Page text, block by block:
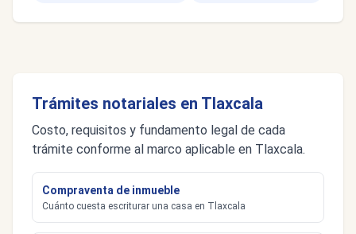
Trámites notariales en Tlaxcala
Costo, requisitos y fundamento legal de cada
trámite conforme al marco aplicable en Tlaxcala.
Compraventa de inmueble
Cuánto cuesta escriturar una casa en Tlaxcala